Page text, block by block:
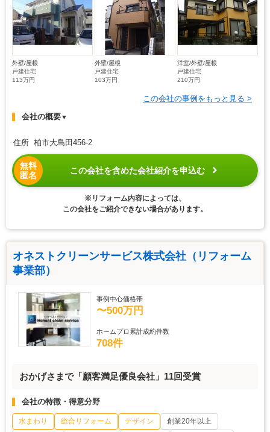
外壁/屋根
戸建住宅
113万円
外壁/屋根
戸建住宅
103万円
洋室/外壁/屋根
戸建住宅
210万円
この会社の事例をもっと見る >
会社の概要▼
住所 柏市大島田456-2
無料
匿名
この会社を含めた会社紹介を申込む
※リフォーム内容によっては、
この会社をご紹介できない場合があります。
オネストクリーンサービス株式会社（リフォーム
事業部）
事例中心価格帯
〜500万円
ホームプロ累計成約件数
708件
おかげさまで「顧客満足優良会社」11回受賞
会社の特徴・得意分野
水まわり 総合リフォーム デザイン
創業20年以上